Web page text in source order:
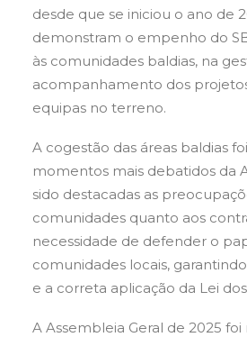
desde que se iniciou o ano de
demonstram o empenho do
às comunidades baldias, na
acompanhamento dos
equipas no terreno.
A cogestão das áreas baldias
momentos mais debatidos da
sido destacadas as
comunidades quanto aos
necessidade de defender o
comunidades locais,
e a correta aplicação da Lei
A Assembleia Geral de 2025